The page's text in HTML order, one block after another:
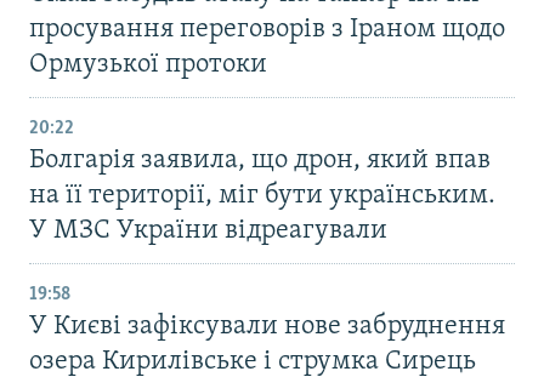
просування переговорів з Іраном щодо
Ормузької протоки
20:22
Болгарія заявила, що дрон, який впав
на її території, міг бути українським.
У МЗС України відреагували
19:58
У Києві зафіксували нове забруднення
озера Кирилівське і струмка Сирець